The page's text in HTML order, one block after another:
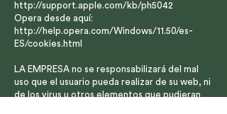
http://support.apple.com/kb/ph5042
Opera desde aquí:
http://help.opera.com/Windows/11.50/es-
ES/cookies.html
LA EMPRESA no se responsabilizará del mal
uso que el usuario pueda realizar de su web, ni
de los virus u otros elementos que pudieran